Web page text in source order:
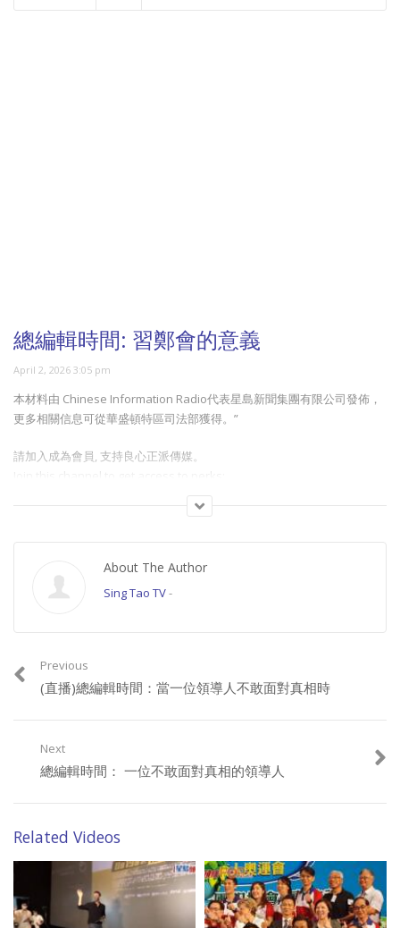
總編輯時間: 習鄭會的意義
April 2, 2026 3:05 pm
本材料由 Chinese Information Radio代表星島新聞集團有限公司發佈，
更多相關信息可從華盛頓特區司法部獲得。”
請加入成為會員, 支持良心正派傳媒。
Join this channel to get access to perks:
https://www.youtube.com/channel/UCYWSlgQB1BpfQTkNm_P5qIw/join
總編輯時間About The Author
Sing Tao TV-
Previous
(直播)總編輯時間：當一位領導人不敢面對真相時
Next
總編輯時間： 一位不敢面對真相的領導人
Related Videos